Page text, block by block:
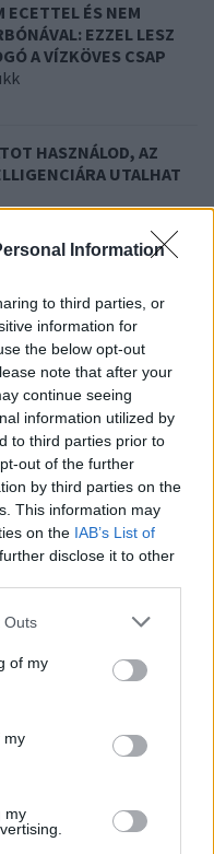
Information
to third parties, or
information for
the below opt-out
note that after your
continue seeing
information utilized by
to third parties prior to
out of the further
by third parties on the
This information may
on the IAB’s List of
disclose it to other
one or more Google
You may click to
its third-party tags to
in below Google
Outs
of my
my
my
ECETTEL ÉS NEM
EZZEL LESZ
A VÍZKÖVES CSAP
HASZNÁLOD, AZ
UTALHAT
A GYÓGYSZEREIKET –
EZ A
VAGY A
EZT HASZNÁLJÁK A
24 ÓRA TOVÁBBI HÍREI